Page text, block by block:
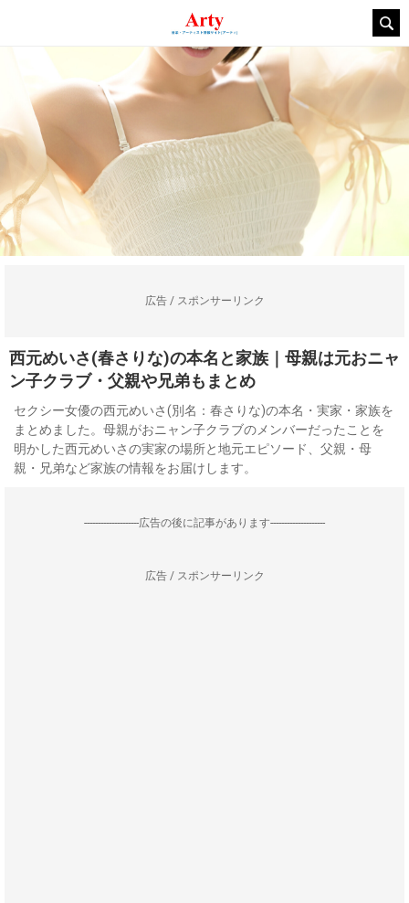
広告 / スポンサーリンク
西元めいさ(春さりな)の本名と家族｜母親は元おニャ
ン子クラブ・父親や兄弟もまとめ
セクシー女優の西元めいさ(別名：春さりな)の本名・実家・家族を
まとめました。母親がおニャン子クラブのメンバーだったことを
明かした西元めいさの実家の場所と地元エピソード、父親・母
親・兄弟など家族の情報をお届けします。
--------------------広告の後に記事があります--------------------
広告 / スポンサーリンク